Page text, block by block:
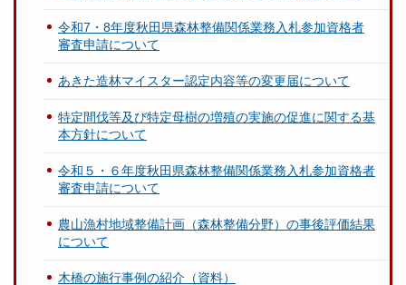
令和7・8年度秋田県森林整備関係業務入札参加資格者
審査申請について
あきた造林マイスター認定内容等の変更届について
特定間伐等及び特定母樹の増殖の実施の促進に関する基
本方針について
令和５・６年度秋田県森林整備関係業務入札参加資格者
審査申請について
農山漁村地域整備計画（森林整備分野）の事後評価結果
について
木橋の施行事例の紹介（資料）